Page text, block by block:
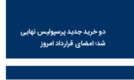
دو خرید جدید پرسپولیس نهایی
شد؛ امضای قرارداد امروز